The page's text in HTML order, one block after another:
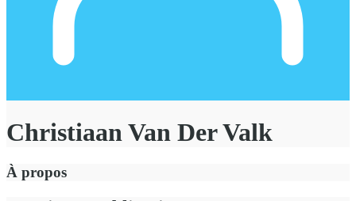
Christiaan Van Der Valk
À propos